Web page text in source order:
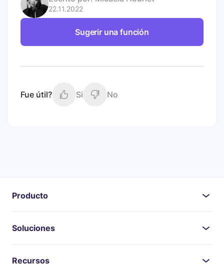
22.11.2022
Sugerir una función
Fue útil? Si No
Producto
Soluciones
Recursos